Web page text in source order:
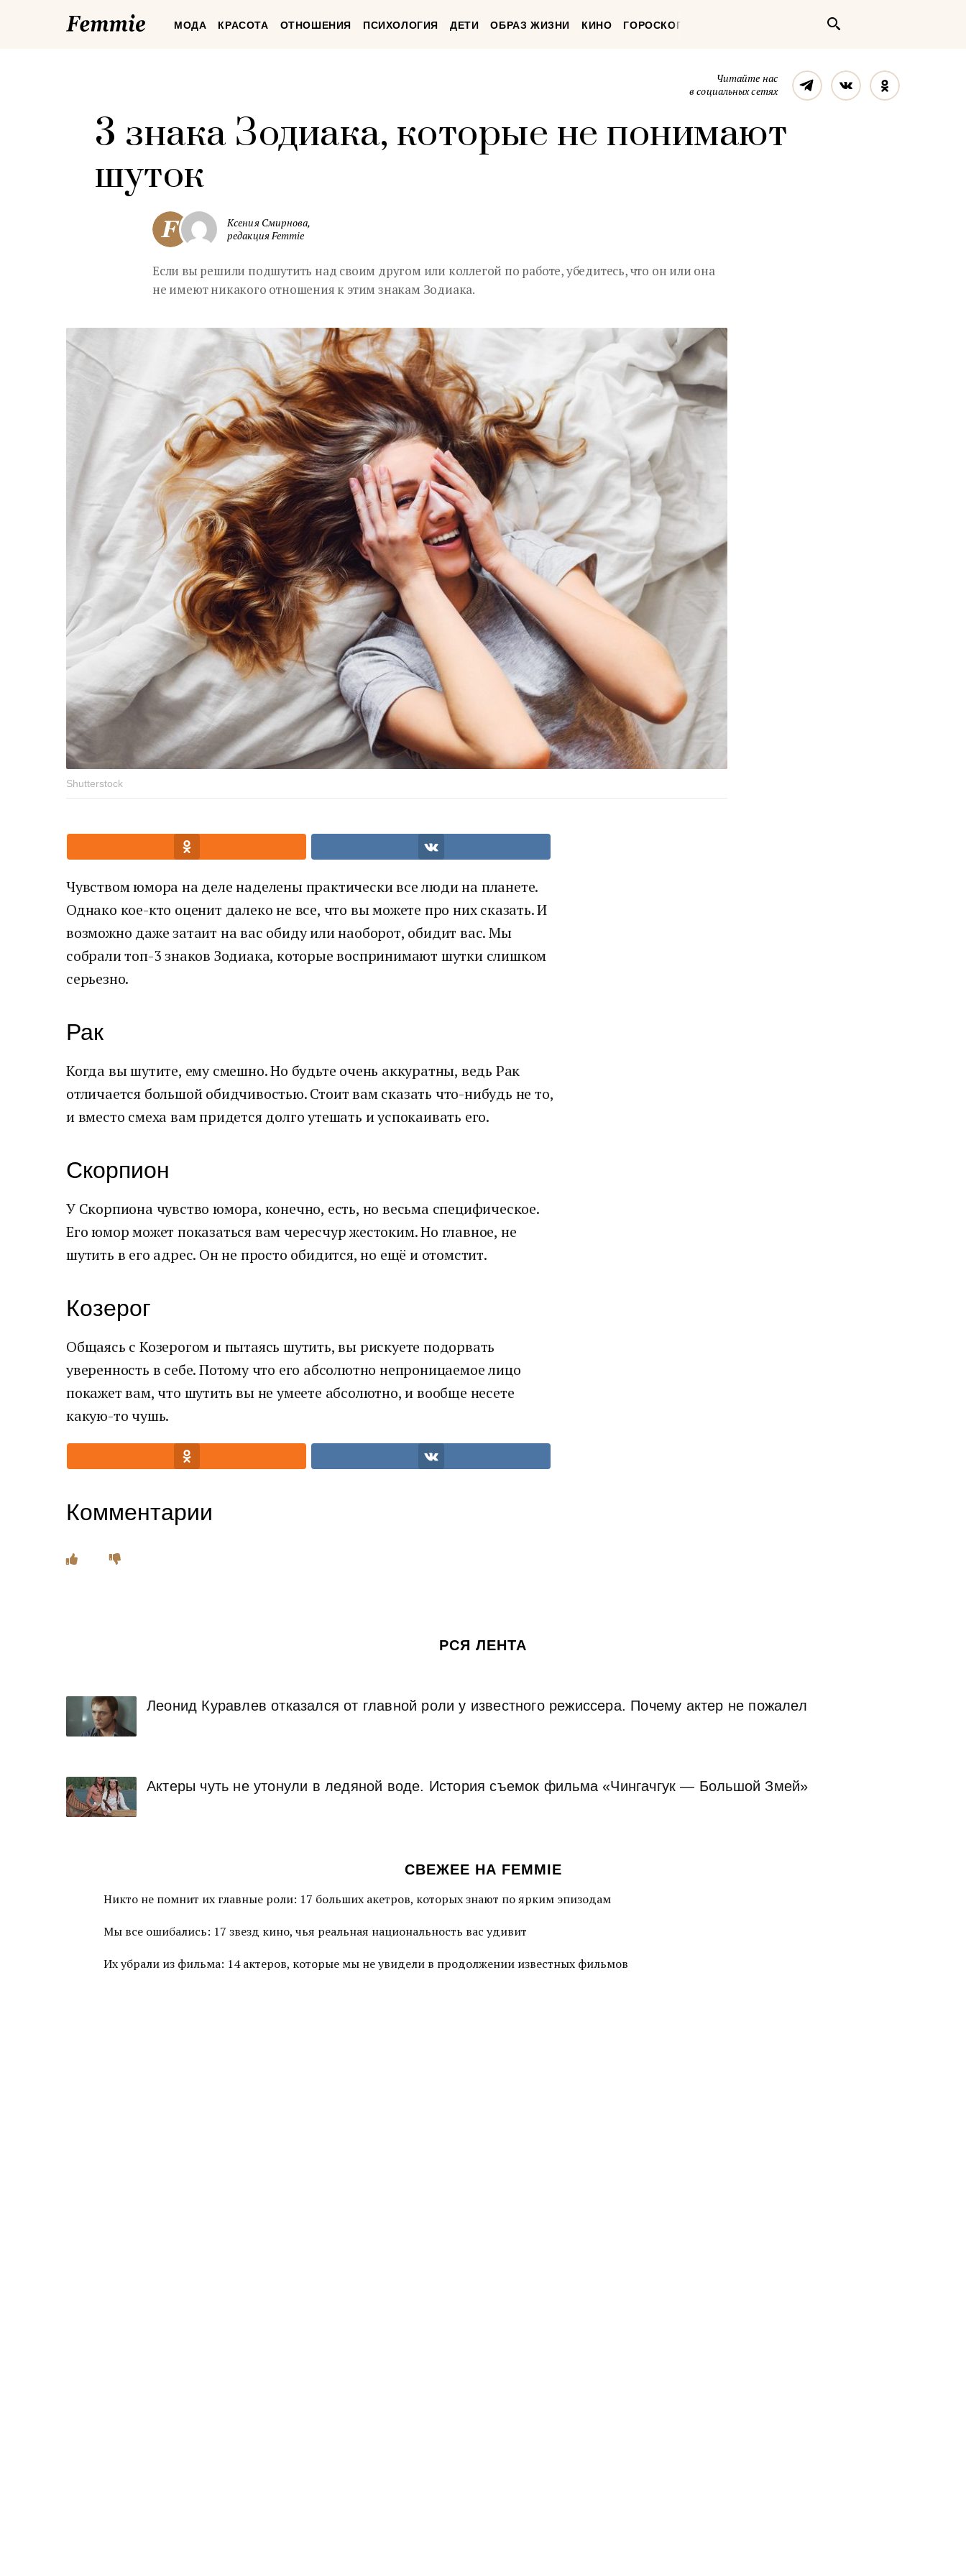
FemmieМОДА КРАСОТА ОТНОШЕНИЯ ПСИХОЛОГИЯ ДЕТИ ОБРАЗ ЖИЗНИ КИНО ГОРОСКОП
Читайте нас
в социальных сетях
ТелеграмВконтакте
3 знака Зодиака, которые не понимают
шуток
Ксения Смирнова,
редакция Femmie
Если вы решили подшутить над своим другом или коллегой по работе, убедитесь, что он или она
не имеют никакого отношения к этим знакам Зодиака.
Shutterstock
Чувством юмора на деле наделены практически все люди на планете.
Однако кое-кто оценит далеко не все, что вы можете про них сказать. И
возможно даже затаит на вас обиду или наоборот, обидит вас. Мы
собрали топ-3 знаков Зодиака, которые воспринимают шутки слишком
серьезно.
Рак
Когда вы шутите, ему смешно. Но будьте очень аккуратны, ведь Рак
отличается большой обидчивостью. Стоит вам сказать что-нибудь не то,
и вместо смеха вам придется долго утешать и успокаивать его.
Скорпион
У Скорпиона чувство юмора, конечно, есть, но весьма специфическое.
Его юмор может показаться вам чересчур жестоким. Но главное, не
шутить в его адрес. Он не просто обидится, но ещё и отомстит.
Козерог
Общаясь с Козерогом и пытаясь шутить, вы рискуете подорвать
уверенность в себе. Потому что его абсолютно непроницаемое лицо
покажет вам, что шутить вы не умеете абсолютно, и вообще несете
какую-то чушь.
Комментарии
РСЯ ЛЕНТА
Леонид Куравлев отказался от главной роли у известного режиссера. Почему актер не пожалел
Актеры чуть не утонули в ледяной воде. История съемок фильма «Чингачгук — Большой Змей»
СВЕЖЕЕ НА FEMMIE
Никто не помнит их главные роли: 17 больших акетров, которых знают по ярким эпизодам
Мы все ошибались: 17 звезд кино, чья реальная национальность вас удивит
Их убрали из фильма: 14 актеров, которые мы не увидели в продолжении известных фильмов